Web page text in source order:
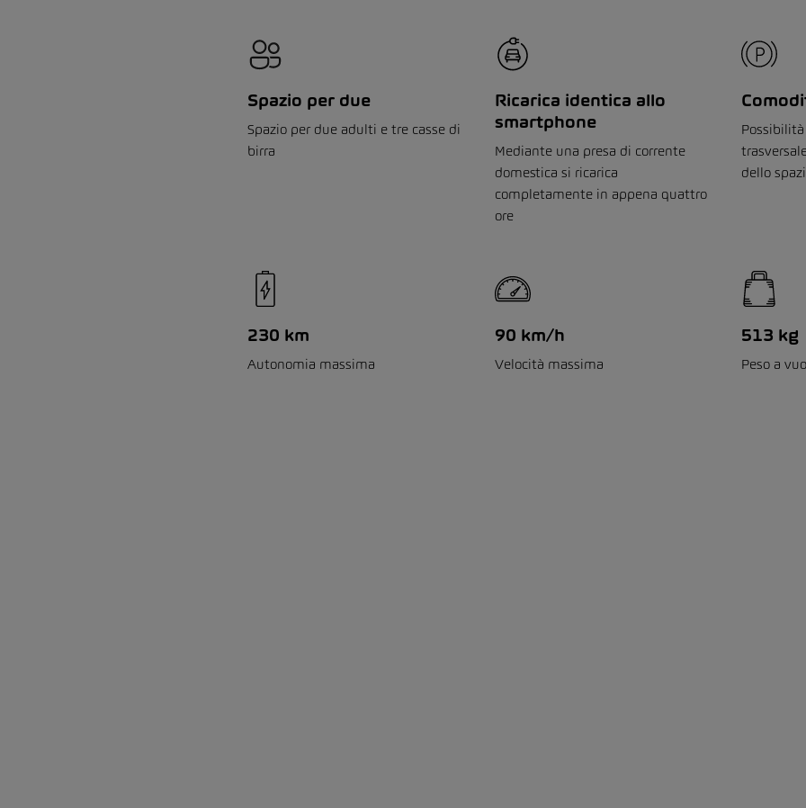
Spazio per due
Spazio per due adulti e tre casse di
birra
Ricarica identica allo
smartphone
Mediante una presa di corrente
domestica si ricarica
completamente in appena quattro
ore
dello
230 km
Autonomia massima
90 km/h
Velocità massima
513 kg
Peso a